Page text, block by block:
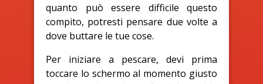
quanto può essere difficile questo
compito, potresti pensare due volte a
dove buttare le tue cose.
Per iniziare a pescare, devi prima
toccare lo schermo al momento giusto